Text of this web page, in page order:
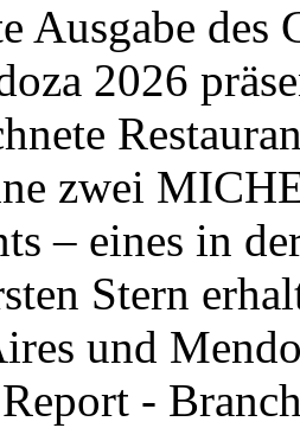
Ausgabe
2026
zwei
– eines in
Stern
und
-